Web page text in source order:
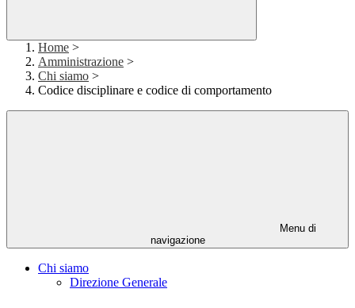
Home >
Amministrazione >
Chi siamo >
Codice disciplinare e codice di comportamento
Menu di
navigazione
Chi siamo
Direzione Generale